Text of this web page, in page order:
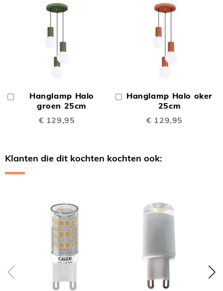
Hanglamp Halo
groen 25cm
€ 129,95
Winkelwagen
Hanglamp Halo oker
25cm
€ 129,95
In
Winkelwagen
Klanten die dit kochten kochten ook: